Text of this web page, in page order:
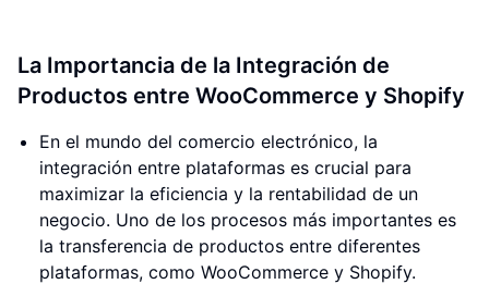
La Importancia de la Integración de
Productos entre WooCommerce y Shopify
En el mundo del comercio electrónico, la
integración entre plataformas es crucial para
maximizar la eficiencia y la rentabilidad de un
negocio. Uno de los procesos más importantes es
la transferencia de productos entre diferentes
plataformas, como WooCommerce y Shopify.